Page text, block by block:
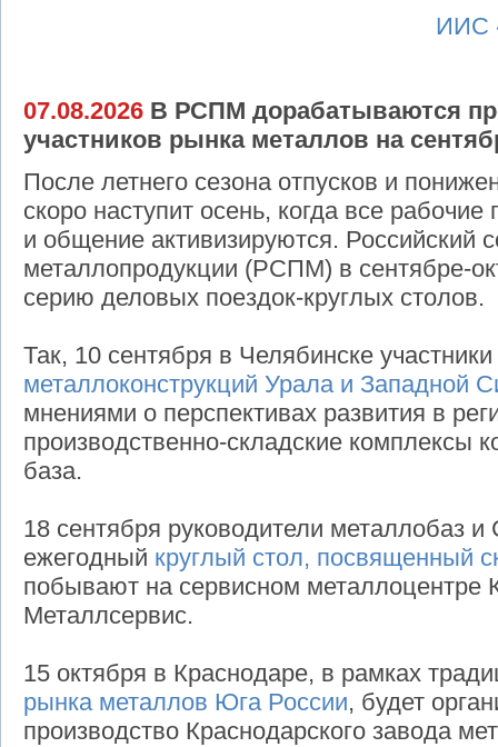
ИИС
07.08.2026 В РСПМ дорабатываются
участников рынка металлов на
После летнего сезона отпусков и
скоро наступит осень, когда все
и общение активизируются. Российский
металлопродукции (РСПМ) в сентябре-
серию деловых поездок-круглых столов.
Так, 10 сентября в Челябинске участники
металлоконструкций Урала и Западной
мнениями о перспективах развития в
производственно-складские
база.
18 сентября руководители металлобаз
ежегодный круглый стол, посвященный
побывают на сервисном металлоцентре
Металлсервис.
15 октября в Краснодаре, в рамках
рынка металлов Юга России, будет
производство Краснодарского завода